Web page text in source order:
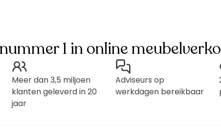
1 in online
Meer dan 3,5 miljoen
klanten geleverd in 20
jaar
Adviseurs op
werkdagen bereikbaar